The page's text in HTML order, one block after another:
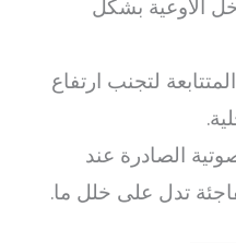
الأوعية بشكل
لتجنب ارتفاع
الصادرة عند
تدل على خلل ما.